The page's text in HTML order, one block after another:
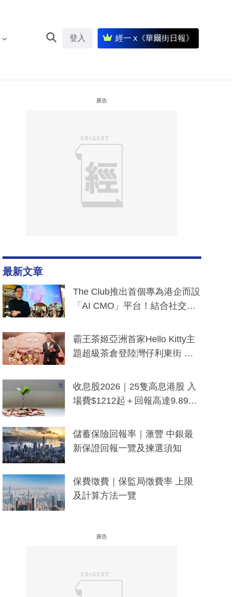
登入 經一 x《華爾街日報》
廣告
最新文章
The Club推出首個專為港企而設
「AI CMO」平台！結合社交聆
分鐘生成「貼地」宣傳短片
霸王茶姬亞洲首家Hello Kitty主
題超級茶倉登陸灣仔利東街 推
y及香港限定特調系列
收息股2026｜25隻高息港股 入
場費$1212起＋回報高達9.89
儲蓄保險回報率｜滙豐 中銀最
新保證回報一覽及揀選須知
保費徵費｜保監局徵費率 上限
及計算方法一覽
廣告